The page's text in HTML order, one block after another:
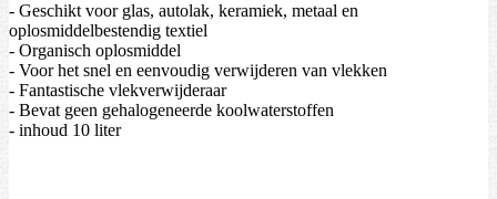
- Geschikt voor glas, autolak, keramiek, metaal en
oplosmiddelbestendig textiel
- Organisch oplosmiddel
- Voor het snel en eenvoudig verwijderen van vlekken
- Fantastische vlekverwijderaar
- Bevat geen gehalogeneerde koolwaterstoffen
- inhoud 10 liter